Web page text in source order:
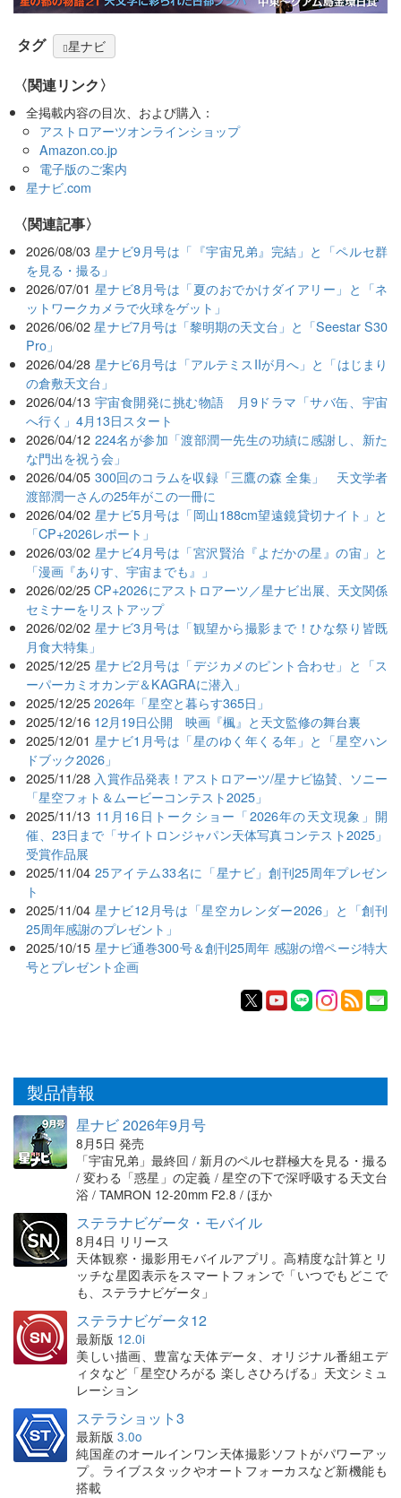
タグ 星ナビ
〈関連リンク〉
全掲載内容の目次、および購入：
アストロアーツオンラインショップ
Amazon.co.jp
電子版のご案内
星ナビ.com
関連記事
2026/08/03 星ナビ9月号は「『宇宙兄弟』完結」と「ペルセ群
を見る・撮る」
2026/07/01 星ナビ8月号は「夏のおでかけダイアリー」と「ネ
ットワークカメラで火球をゲット」
2026/06/02 星ナビ7月号は「黎明期の天文台」と「Seestar S30
Pro」
2026/04/28 星ナビ6月号は「アルテミスIIが月へ」と「はじまり
の倉敷天文台」
2026/04/13 宇宙食開発に挑む物語 月9ドラマ「サバ缶、宇宙
へ行く」4月13日スタート
2026/04/12 224名が参加「渡部潤一先生の功績に感謝し、新た
な門出を祝う会」
2026/04/05 300回のコラムを収録「三鷹の森 全集」 天文学者
渡部潤一さんの25年がこの一冊に
2026/04/02 星ナビ5月号は「岡山188cm望遠鏡貸切ナイト」と
「CP+2026レポート」
2026/03/02 星ナビ4月号は「宮沢賢治『よだかの星』の宙」と
「漫画『ありす、宇宙までも』」
2026/02/25 CP+2026にアストロアーツ／星ナビ出展、天文関係
セミナーをリストアップ
2026/02/02 星ナビ3月号は「観望から撮影まで！ひな祭り皆既
月食大特集」
2025/12/25 星ナビ2月号は「デジカメのピント合わせ」と「ス
ーパーカミオカンデ＆KAGRAに潜入」
2025/12/25 2026年「星空と暮らす365日」
2025/12/16 12月19日公開 映画『楓』と天文監修の舞台裏
2025/12/01 星ナビ1月号は「星のゆく年くる年」と「星空ハン
ドブック2026」
2025/11/28 入賞作品発表！アストロアーツ/星ナビ協賛、ソニー
「星空フォト＆ムービーコンテスト2025」
2025/11/13 11月16日トークショー「2026年の天文現象」開
催、23日まで「サイトロンジャパン天体写真コンテスト2025」
受賞作品展
2025/11/04 25アイテム33名に「星ナビ」創刊25周年プレゼン
ト
2025/11/04 星ナビ12月号は「星空カレンダー2026」と「創刊
25周年感謝のプレゼント」
2025/10/15 星ナビ通巻300号＆創刊25周年 感謝の増ページ特大
号とプレゼント企画
製品情報
星ナビ 2026年9月号
8月5日 発売
「宇宙兄弟」最終回 / 新月のペルセ群極大を見る・撮る
/ 変わる「惑星」の定義 / 星空の下で深呼吸する天文台
浴 / TAMRON 12-20mm F2.8 / ほか
ステラナビゲータ・モバイル
8月4日 リリース
天体観察・撮影用モバイルアプリ。高精度な計算とリ
ッチな星図表示をスマートフォンで「いつでもどこで
も、ステラナビゲータ」
ステラナビゲータ12
最新版 12.0i
美しい描画、豊富な天体データ、オリジナル番組エデ
ィタなど「星空ひろがる 楽しさひろげる」天文シミュ
レーション
ステラショット3
最新版 3.0o
純国産のオールインワン天体撮影ソフトがパワーアッ
プ。ライブスタックやオートフォーカスなど新機能も
搭載